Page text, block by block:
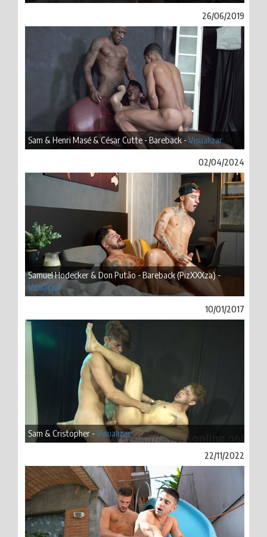
26/06/2019
Sam & Henri Masé & César Cutte - Bareback -Visualizar
02/04/2024
Samuel Hodecker & Don Putão - Bareback (PizXXXza) -
Visualizar
10/01/2017
Sam & Cristopher -Visualizar
22/11/2022